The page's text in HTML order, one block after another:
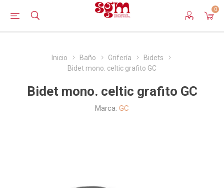
0
Inicio Baño Grifería
Bidets
Bidet mono. celtic grafito GC
Bidet mono. celtic grafito GC
Marca: GC